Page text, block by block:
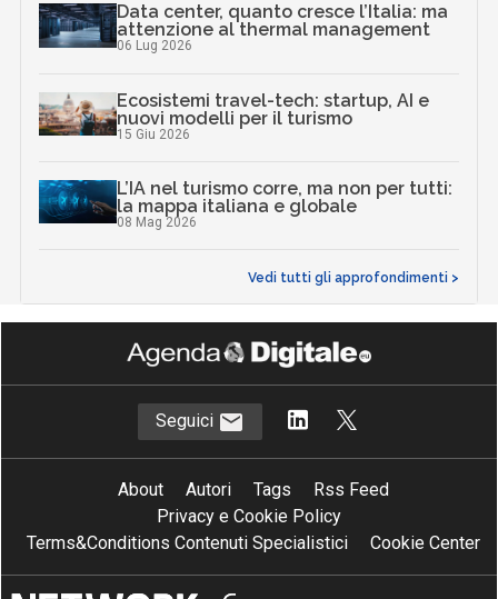
Data center, quanto cresce l’Italia: ma
attenzione al thermal management
06 Lug 2026
Ecosistemi travel-tech: startup, AI e
nuovi modelli per il turismo
15 Giu 2026
L’IA nel turismo corre, ma non per tutti:
la mappa italiana e globale
08 Mag 2026
Vedi tutti gli approfondimenti >
Seguici
About Autori Tags
Rss Feed
Privacy e Cookie Policy
Terms&Conditions Contenuti Specialistici
Cookie Center